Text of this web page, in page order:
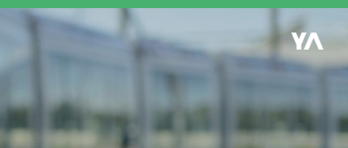
Retour à l'accueil